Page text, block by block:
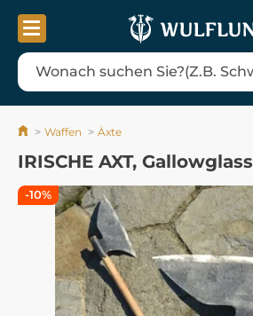
Waffen Äxte
IRISCHE AXT, Gallowglass
-10%